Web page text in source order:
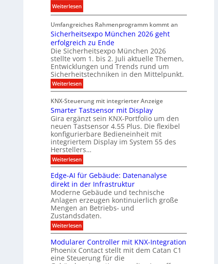
g
e
n
e
n
M
a
r
k
e
o
n
a
r
t
n
e
r
b
e
i
M
D
T
T
e
c
h
n
o
l
o
g
i
e
s
l
e
B
r
a
n
d
f
r
ü
h
e
s
t
e
r
k
e
n
n
u
n
g
m
i
A
n
Weiterlesen:
D
o
r
m
a
k
a
b
a
r
ö
f
f
n
e
t
n
e
u
e
s
A
u
b
i
Umfangreiches Rahmenprogramm kommt an
Sicherheitsexpo München 2026 geht
erfolgreich zu Ende
Die Sicherheitsexpo München 2026
stellte vom 1. bis 2. Juli aktuelle Themen,
Entwicklungen und Trends rund um
Sicherheitstechniken in den Mittelpunkt.
Weiterlesen:
S
c
h
e
r
h
e
i
t
s
e
x
p
o
M
ü
n
c
h
e
n
2
0
2
6
KNX-Steuerung mit integrierter Anzeige
Smarter Tastsensor mit Display
Gira ergänzt sein KNX-Portfolio um den
neuen Tastsensor 4.55 Plus. Die flexibel
konfigurierbare Bedieneinheit mit
integriertem Display im System 55 des
Herstellers…
Weiterlesen:
S
m
a
r
t
e
r
T
a
s
t
s
e
n
s
Edge-AI für Gebäude: Datenanalyse
direkt in der Infrastruktur
Moderne Gebäude und technische
Anlagen erzeugen kontinuierlich große
Mengen an Betriebs- und
Zustandsdaten.
Weiterlesen:
E
g
e
-
Modularer Controller mit KNX-Integration
Phoenix Contact stellt mit dem Catan C1
eine Steuerung für die